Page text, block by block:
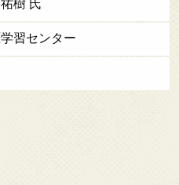
樹 氏
習センター